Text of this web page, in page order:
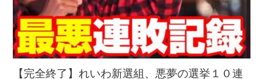
【完全終了】れいわ新選組、悪夢の選挙１０連